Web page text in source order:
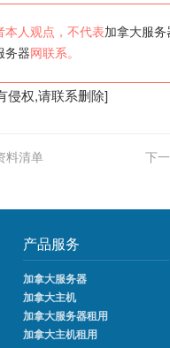
本人观点，不代表加拿大服务
务器 网联系。
侵权,请联系删除]
料清单 下
产品服务
加拿大服务器
加拿大主机
加拿大服务器租用
加拿大主机租用